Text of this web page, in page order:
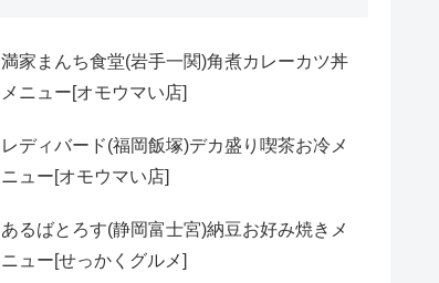
満家まんち食堂(岩手一関)角煮カレーカツ丼
メニュー[オモウマい店]
レディバード(福岡飯塚)デカ盛り喫茶お冷メ
ニュー[オモウマい店]
あるばとろす(静岡富士宮)納豆お好み焼きメ
ニュー[せっかくグルメ]